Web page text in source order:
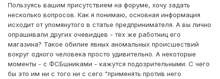
Пользуясь вашим присутствием на форуме, хочу задать
несколько вопросов. Как я понимаю, основная информация
исходит от упомянутого в статье предпринимателя. А вы лично
опрашивали других очевидцев - тех же работниц его
магазина? Такое обилие явных аномальных происшествий
вокруг одного человека просто удивительно. А некоторые
моменты - с ФСБшниками - кажутся подозрительными. С чего
бы это им ни с того ни с сего "применять против него